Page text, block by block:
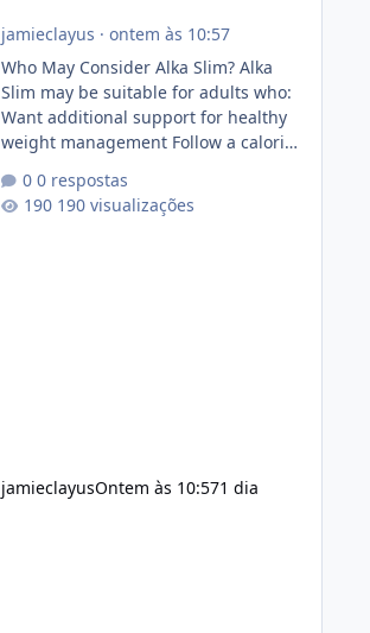
jamieclayus · ontem às 10:57
Who May Consider Alka Slim? Alka
Slim may be suitable for adults who:
Want additional support for healthy
weight management Follow a calorie-
Prefer supplements containing plant-
based ingredients Want to
0 respostas
190 visualizações
jamieclayusOntem às 10:571 dia